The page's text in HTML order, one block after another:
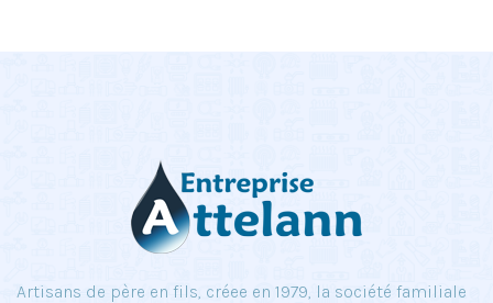
Artisans de père en fils, créee en 1979, la société familiale